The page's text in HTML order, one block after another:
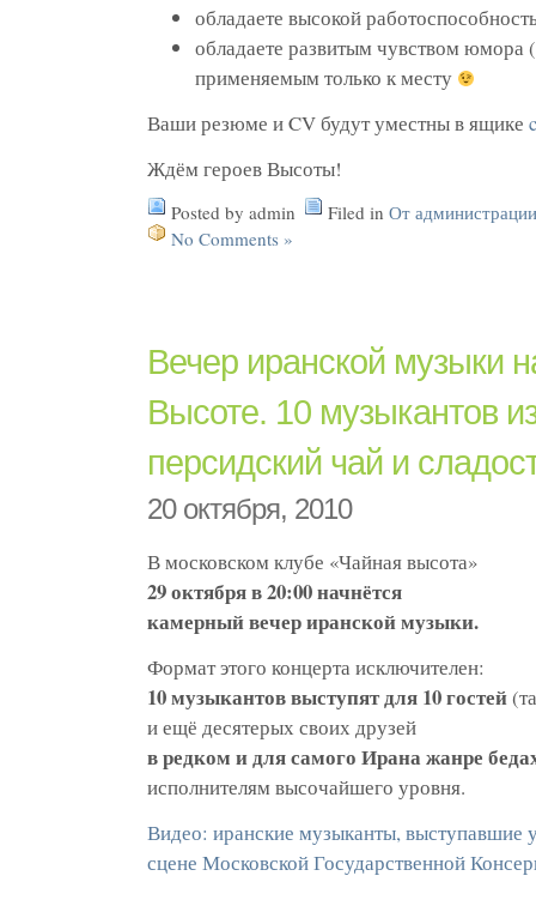
обладаете высокой
обладаете развитым чувством юмора
применяемым только к месту
Ваши резюме иCVбудут уместны в ящике
Ждём героев Высоты!
Posted by admin Filed in От администрации
No Comments »
Вечер иранской музыки
Высоте. 10 музыкантов
персидский чай и
20 октября, 2010
В московском клубе «Чайная высота»
29 октября в 20:00 начнётся
камерный вечер иранской музыки.
Формат этого концерта исключителен:
10 музыкантов выступят для 10 гостей
и ещё десятерых своих друзей
в редком и для самого Ирана жанре
исполнителям высочайшего уровня.
Видео: иранские музыканты, выступавшие
сцене Московской Государственной